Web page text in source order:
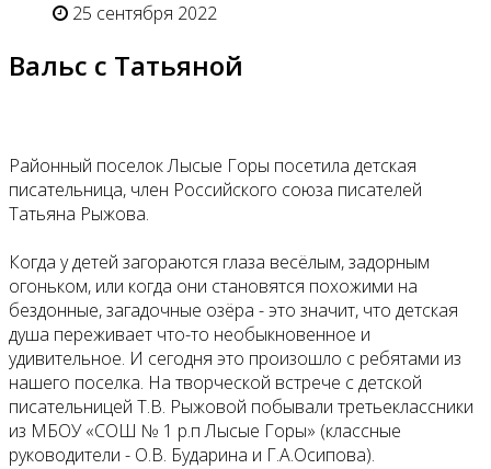
25 сентября 2022
Вальс с Татьяной
Районный поселок Лысые Горы посетила детская
писательница, член Российского союза писателей
Татьяна Рыжова.
Когда у детей загораются глаза весёлым, задорным
огоньком, или когда они становятся похожими на
бездонные, загадочные озёра - это значит, что детская
душа переживает что-то необыкновенное и
удивительное. И сегодня это произошло с ребятами из
нашего поселка. На творческой встрече с детской
писательницей Т.В. Рыжовой побывали третьеклассники
из МБОУ «СОШ № 1 р.п Лысые Горы» (классные
руководители - О.В. Бударина и Г.А.Осипова).